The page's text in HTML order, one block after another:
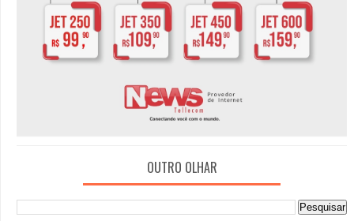
OUTRO OLHAR